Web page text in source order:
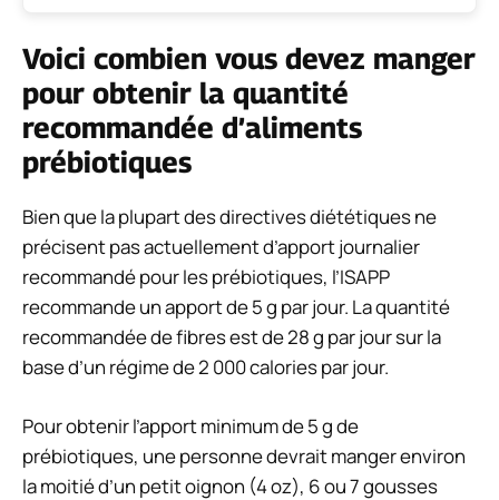
Voici combien vous devez manger
pour obtenir la quantité
recommandée d’aliments
prébiotiques
Bien que la plupart des directives diététiques ne
précisent pas actuellement d’apport journalier
recommandé pour les prébiotiques, l’ISAPP
recommande un apport de 5 g par jour. La quantité
recommandée de fibres est de 28 g par jour sur la
base d’un régime de 2 000 calories par jour.
Pour obtenir l’apport minimum de 5 g de
prébiotiques, une personne devrait manger environ
la moitié d’un petit oignon (4 oz), 6 ou 7 gousses